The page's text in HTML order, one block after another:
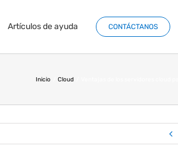
Artículos de ayuda CONTÁCTANOS
Inicio Cloud